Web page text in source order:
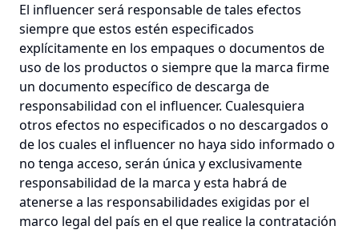
El influencer será responsable de tales efectos
siempre que estos estén especificados
explícitamente en los empaques o documentos de
uso de los productos o siempre que la marca firme
un documento específico de descarga de
responsabilidad con el influencer. Cualesquiera
otros efectos no especificados o no descargados o
de los cuales el influencer no haya sido informado o
no tenga acceso, serán única y exclusivamente
responsabilidad de la marca y esta habrá de
atenerse a las responsabilidades exigidas por el
marco legal del país en el que realice la contratación